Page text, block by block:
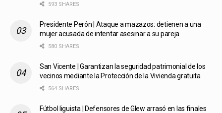
593 SHARES
Presidente Perón | Ataque a mazazos: detienen a una
mujer acusada de intentar asesinar a su pareja
580 SHARES
San Vicente | Garantizan la seguridad patrimonial de los
vecinos mediante la Protección de la Vivienda gratuita
564 SHARES
Fútbol liguista | Defensores de Glew arrasó en las finales